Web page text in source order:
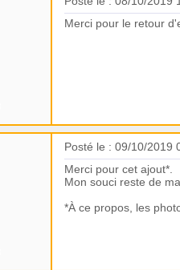
Merci pour le retour
Posté le : 09/10/2019
Merci pour cet ajout*.
Mon souci reste de
*À ce propos, les